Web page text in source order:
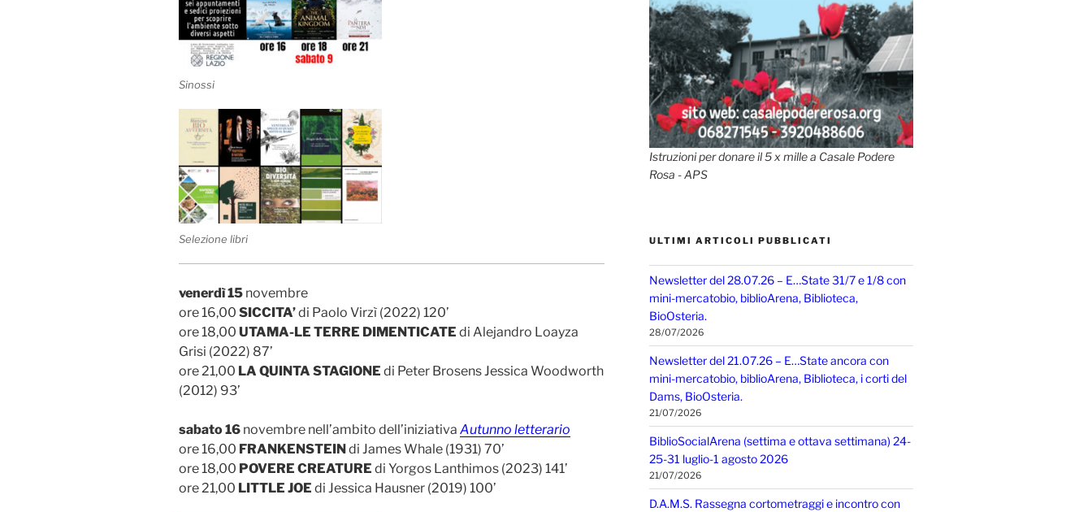
Sinossi
Selezione libri
venerdì 15 novembre
ore 16,00 SICCITA’di Paolo Virzì (2022) 120’
ore 18,00 UTAMA-LE TERRE DIMENTICATE di Alejandro Loayza
Grisi (2022) 87’
ore 21,00 LA QUINTA STAGIONE di Peter Brosens Jessica Woodworth
(2012) 93’
sabato 16 novembre nell’ambito dell’iniziativa Autunno letterario
ore 16,00 FRANKENSTEINdi James Whale (1931) 70’
ore 18,00 POVERE CREATURE di Yorgos Lanthimos (2023) 141’
ore 21,00 LITTLE JOE di Jessica Hausner (2019) 100’
Istruzioni per donare il 5 x mille a Casale Podere
Rosa - APS
ULTIMI ARTICOLI PUBBLICATI
Newsletter del 28.07.26 – E…State 31/7 e 1/8 con
mini-mercatobio, biblioArena, Biblioteca,
BioOsteria.
28/07/2026
Newsletter del 21.07.26 – E…State ancora con
mini-mercatobio, biblioArena, Biblioteca, i corti del
Dams, BioOsteria.
21/07/2026
BiblioSocialArena (settima e ottava settimana) 24-
25-31 luglio-1 agosto 2026
21/07/2026
D.A.M.S. Rassegna cortometraggi e incontro con